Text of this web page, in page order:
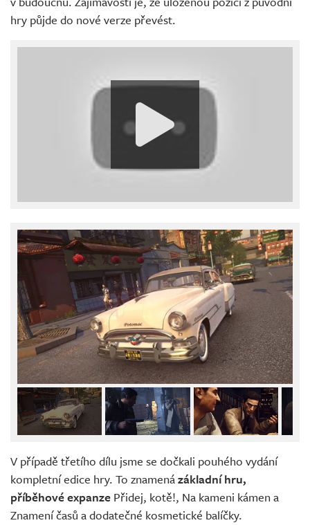
hry půjde do nové verze převést.
V případě třetího dílu jsme se dočkali pouhého vydání
kompletní edice hry. To znamenázákladní hru,
příběhové expanze Přidej, kotě!, Na kameni kámen a
Znamení časů a dodatečné kosmetické balíčky.